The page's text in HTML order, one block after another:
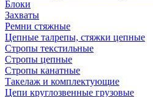
Блоки
Захваты
Ремни стяжные
Цепные талрепы, стяжки цепные
Стропы текстильные
Стропы цепные
Стропы канатные
Такелаж и комплектующие
Цепи круглозвенные грузовые